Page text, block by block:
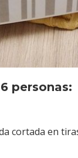
personas:
cortada en